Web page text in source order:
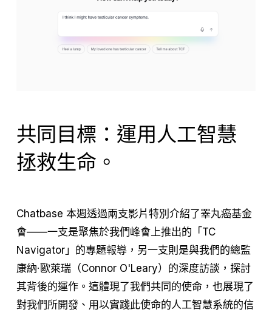
共同目標：運用人工智慧
拯救生命。
Chatbase 本週透過兩支影片特別介紹了睪丸癌基金
會——一支是聚焦於我們峰會上推出的「TC
Navigator」的專題報導，另一支則是與我們的總監
康納·歐萊瑞（Connor O'Leary）的深度訪談，探討
其背後的運作。這體現了我們共同的使命，也展現了
對我們所開發、用以實踐此使命的人工智慧系統的信